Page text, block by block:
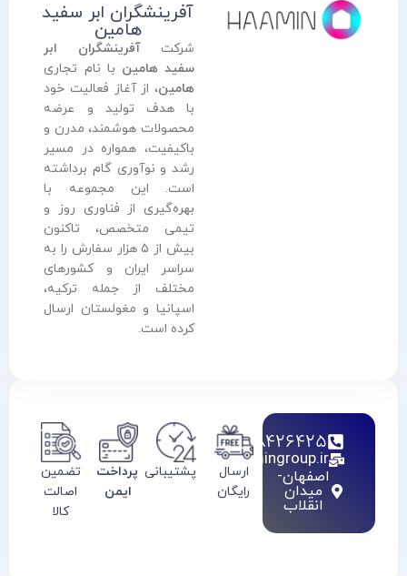
02128426425
info@haamingroup.ir
اصفهان-
میدان
انقلاب
ارسال
رایگان
پشتیبانی پرداخت
ایمن
تضمین
اصالت
کالا
آفرینشگران ابر سفید
هامین
شرکتآفرینشگران ابر
سفید هامین با نام تجاری
هامین، از آغاز فعالیت خود
با هدف تولید و عرضه
محصولات هوشمند، مدرن و
باکیفیت، همواره در مسیر
رشد و نوآوری گام برداشته
است. این مجموعه با
بهره‌گیری از فناوری روز و
تیمی متخصص، تاکنون
بیش از ۵ هزار سفارش را به
سراسر ایران و کشورهای
مختلف از جمله ترکیه،
اسپانیا و مغولستان ارسال
کرده است.